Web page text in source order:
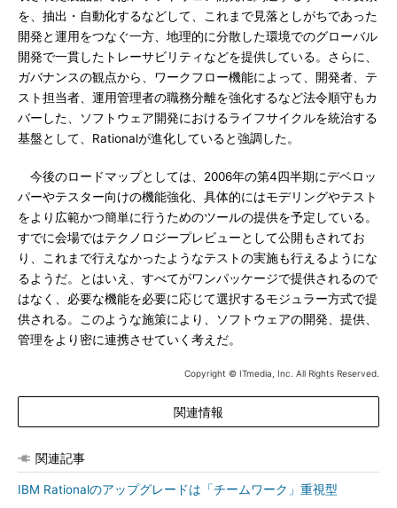
を、抽出・自動化するなどして、これまで見落としがちであった
開発と運用をつなぐ一方、地理的に分散した環境でのグローバル
開発で一貫したトレーサビリティなどを提供している。さらに、
ガバナンスの観点から、ワークフロー機能によって、開発者、テ
スト担当者、運用管理者の職務分離を強化するなど法令順守もカ
バーした、ソフトウェア開発におけるライフサイクルを統治する
基盤として、Rationalが進化していると強調した。
今後のロードマップとしては、2006年の第4四半期にデベロッ
パーやテスター向けの機能強化、具体的にはモデリングやテスト
をより広範かつ簡単に行うためのツールの提供を予定している。
すでに会場ではテクノロジープレビューとして公開もされてお
り、これまで行えなかったようなテストの実施も行えるようにな
るようだ。とはいえ、すべてがワンパッケージで提供されるので
はなく、必要な機能を必要に応じて選択するモジュラー方式で提
供される。このような施策により、ソフトウェアの開発、提供、
管理をより密に連携させていく考えだ。
Copyright © ITmedia, Inc. All Rights Reserved.
関連情報
関連記事
IBM Rationalのアップグレードは「チームワーク」重視型